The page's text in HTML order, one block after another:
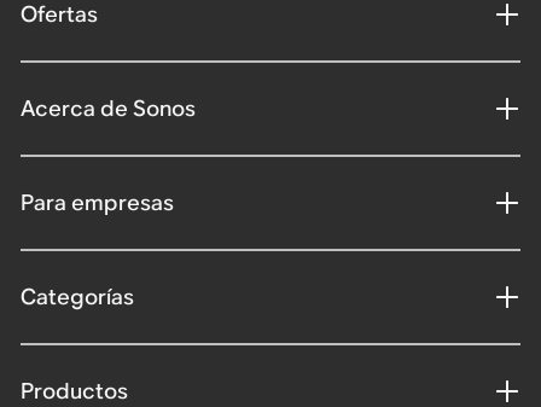
Ofertas
Acerca de Sonos
Para empresas
Categorías
Productos